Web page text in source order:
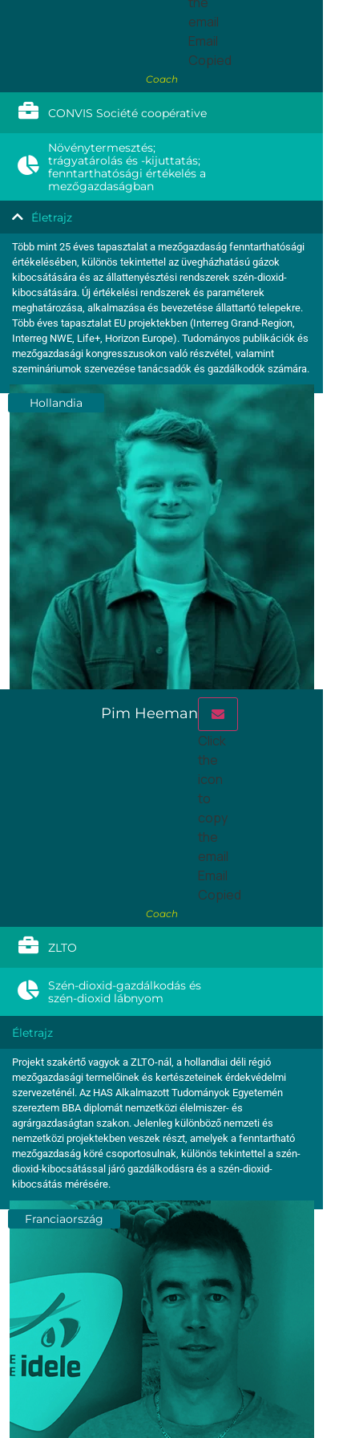
email
Email
Copied
Coach
CONVIS Société coopérative
Növénytermesztés;
trágyatárolás és -kijuttatás;
fenntarthatósági értékelés a
mezőgazdaságban
Életrajz
Több mint 25 éves tapasztalat a mezőgazdaság fenntarthatósági
értékelésében, különös tekintettel az üvegházhatású gázok
kibocsátására és az állattenyésztési rendszerek szén-dioxid-
kibocsátására. Új értékelési rendszerek és paraméterek
meghatározása, alkalmazása és bevezetése állattartó telepekre.
Több éves tapasztalat EU projektekben (Interreg Grand-Region,
Interreg NWE, Life+, Horizon Europe). Tudományos publikációk és
mezőgazdasági kongresszusokon való részvétel, valamint
szemináriumok szervezése tanácsadók és gazdálkodók számára.
Hollandia
Pim Heeman
Click
the
icon
to
copy
the
email
Email
Copied
Coach
ZLTO
Szén-dioxid-gazdálkodás és
szén-dioxid lábnyom
Életrajz
Projekt szakértő vagyok a ZLTO-nál, a hollandiai déli régió
mezőgazdasági termelőinek és kertészeteinek érdekvédelmi
szervezeténél. Az HAS Alkalmazott Tudományok Egyetemén
szereztem BBA diplomát nemzetközi élelmiszer- és
agrárgazdaságtan szakon. Jelenleg különböző nemzeti és
nemzetközi projektekben veszek részt, amelyek a fenntartható
mezőgazdaság köré csoportosulnak, különös tekintettel a szén-
dioxid-kibocsátással járó gazdálkodásra és a szén-dioxid-
kibocsátás mérésére.
Franciaország